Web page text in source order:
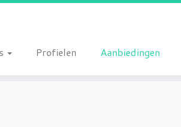
Profielen Aanbiedingen